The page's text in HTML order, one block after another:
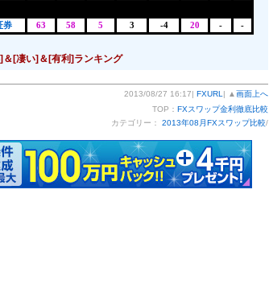
券 63 58 5 3 -4 20 - -
＆[凄い]＆[有利]ランキング
2013/08/27 16:17| FXURL | ▲ 画面上へ
TOP： FXスワップ金利徹底比較
カテゴリー： 2013年08月FXスワップ比較/